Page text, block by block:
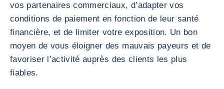
vos partenaires commerciaux, d’adapter vos
conditions de paiement en fonction de leur santé
financière, et de limiter votre exposition. Un bon
moyen de vous éloigner des mauvais payeurs et de
favoriser l’activité auprès des clients les plus
fiables.